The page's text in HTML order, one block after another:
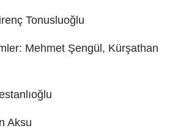
Tonusluoğlu
Mehmet Şengül, Kürşathan
Aksu